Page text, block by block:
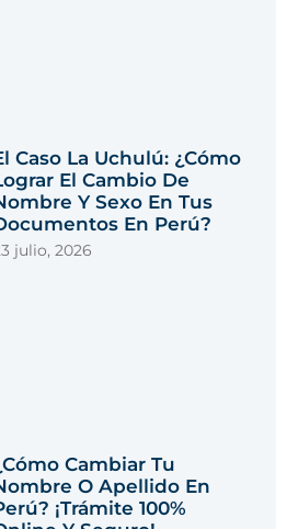
Caso La Uchulú: ¿Cómo
El Cambio De
Y Sexo En Tus
En Perú?
julio, 2026
Cambiar Tu
O Apellido En
¡Trámite 100%